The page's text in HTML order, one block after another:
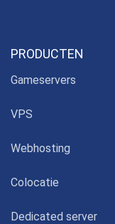
PRODUCTEN
Gameservers
VPS
Webhosting
Colocatie
Dedicated server